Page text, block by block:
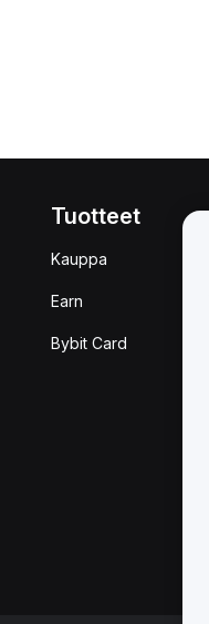
Tuotteet
Kauppa
Earn
Bybit Card